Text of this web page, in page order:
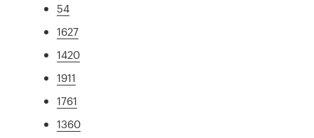
54
1627
1420
1911
1761
1360